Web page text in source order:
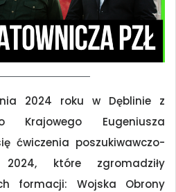
2024 roku w Dęblinie z
Krajowego Eugeniusza
ćwiczenia poszukiwawczo-
2024, które zgromadziły
formacji: Wojska Obrony